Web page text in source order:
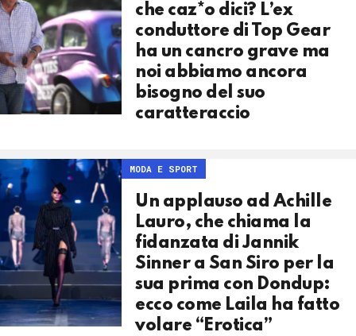
che caz*o dici? L’ex
conduttore di Top Gear
ha un cancro grave ma
noi abbiamo ancora
bisogno del suo
caratteraccio
MODA E SPORT
Un applauso ad Achille
Lauro, che chiama la
fidanzata di Jannik
Sinner a San Siro per la
sua prima con Dondup:
ecco come Laila ha fatto
volare “Erotica”